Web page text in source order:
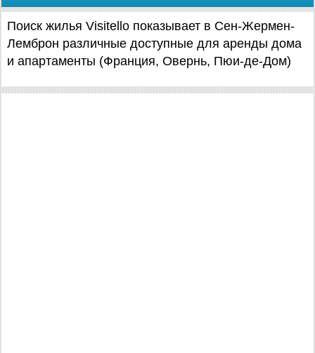
Поиск жилья Visitello показывает в Сен-Жермен-
Лемброн различные доступные для аренды дома
и апартаменты (Франция, Овернь, Пюи-де-Дом)